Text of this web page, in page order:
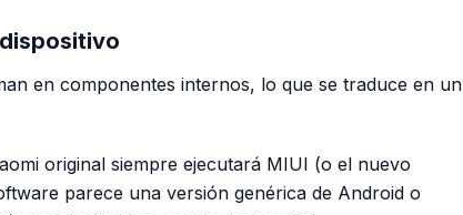
en componentes internos, lo que se traduce en un
original siempre ejecutará MIUI (o el nuevo
parece una versión genérica de Android o